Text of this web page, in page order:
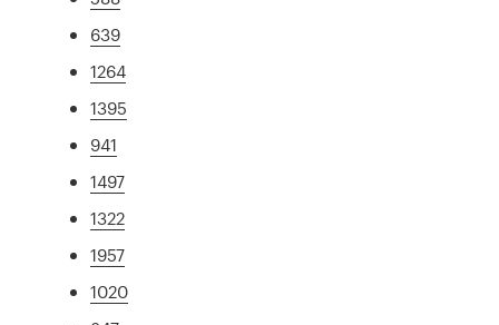
639
1264
1395
941
1497
1322
1957
1020